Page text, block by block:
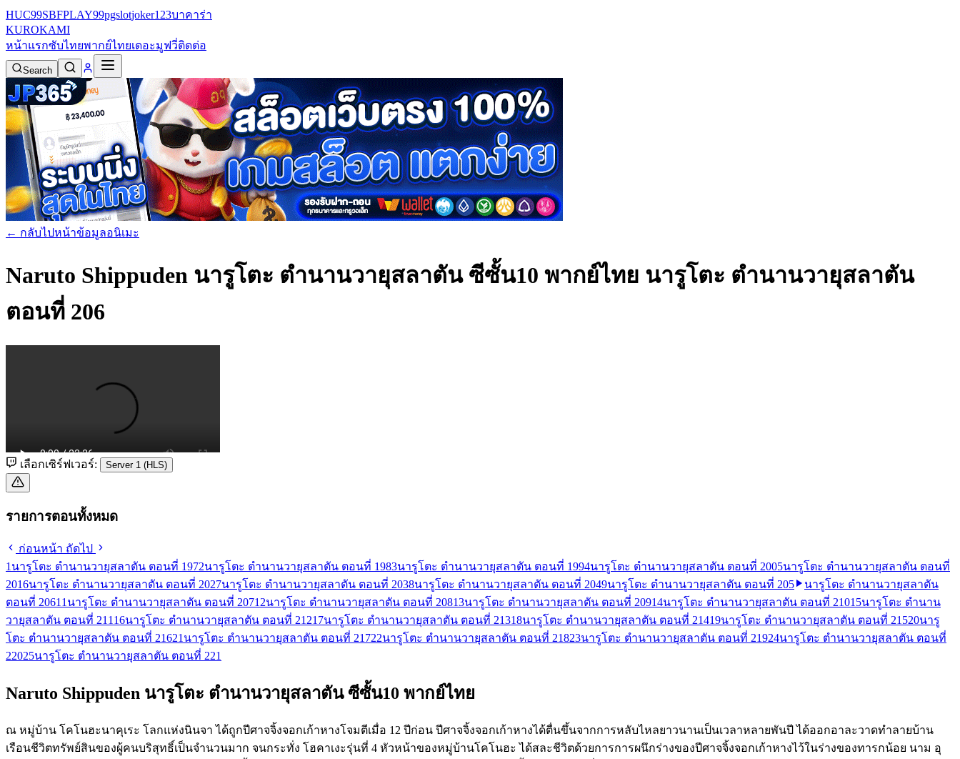
HUC99SBFPLAY99pgslotjoker123บาคาร่า
KUROKAMI
หน้าแรกซับไทยพากย์ไทยเดอะมูฟวี่ติดต่อ
Search
← กลับไปหน้าข้อมูลอนิเมะ
Naruto Shippuden นารูโตะ ตำนานวายุสลาตัน ซีซั้น10 พากย์ไทย นารูโตะ ตำนานวายุสลาตัน
ตอนที่ 206
เลือกเซิร์ฟเวอร์: Server 1 (HLS)
รายการตอนทั้งหมด
ก่อนหน้า ถัดไป
1 นารูโตะ ตำนานวายุสลาตัน ตอนที่ 1972นารูโตะ ตำนานวายุสลาตัน ตอนที่ 1983นารูโตะ ตำนานวายุสลาตัน ตอนที่ 1994นารูโตะ ตำนานวายุสลาตัน ตอนที่ 2005นารูโตะ ตำนานวายุสลาตัน ตอนที่
2016นารูโตะ ตำนานวายุสลาตัน ตอนที่ 2027นารูโตะ ตำนานวายุสลาตัน ตอนที่ 2038นารูโตะ ตำนานวายุสลาตัน ตอนที่ 2049นารูโตะ ตำนานวายุสลาตัน ตอนที่ 205
นารูโตะ ตำนานวายุสลาตัน
ตอนที่ 20611 นารูโตะ ตำนานวายุสลาตัน ตอนที่ 20712นารูโตะ ตำนานวายุสลาตัน ตอนที่ 20813นารูโตะ ตำนานวายุสลาตัน ตอนที่ 20914นารูโตะ ตำนานวายุสลาตัน ตอนที่ 21015นารูโตะ ตำนาน
วายุสลาตัน ตอนที่ 211 16นารูโตะ ตำนานวายุสลาตัน ตอนที่ 21217นารูโตะ ตำนานวายุสลาตัน ตอนที่ 21318นารูโตะ ตำนานวายุสลาตัน ตอนที่ 21419นารูโตะ ตำนานวายุสลาตัน ตอนที่ 21520นารู
โตะ ตำนานวายุสลาตัน ตอนที่ 21621 นารูโตะ ตำนานวายุสลาตัน ตอนที่ 21722นารูโตะ ตำนานวายุสลาตัน ตอนที่ 21823นารูโตะ ตำนานวายุสลาตัน ตอนที่ 21924นารูโตะ ตำนานวายุสลาตัน ตอนที่
22025นารูโตะ ตำนานวายุสลาตัน ตอนที่ 221
Naruto Shippuden นารูโตะ ตำนานวายุสลาตัน ซีซั้น10 พากย์ไทย
ณ หมู่บ้าน โคโนฮะนาคุเระ โลกแห่งนินจา ได้ถูกปีศาจจิ้งจอกเก้าหางโจมตีเมื่อ 12 ปีก่อน ปีศาจจิ้งจอกเก้าหางได้ตื่นขึ้นจากการหลับไหลยาวนานเป็นเวลาหลายพันปี ได้ออกอาละวาดทำลายบ้าน
เรือนชีวิตทรัพย์สินของผู้คนบริสุทธิ์เป็นจำนวนมาก จนกระทั่ง โฮคาเงะรุ่นที่ 4 หัวหน้าของหมู่บ้านโคโนฮะ ได้สละชีวิตด้วยการการผนึกร่างของปีศาจจิ้งจอกเก้าหางไว้ในร่างของทารกน้อย นาม อุ